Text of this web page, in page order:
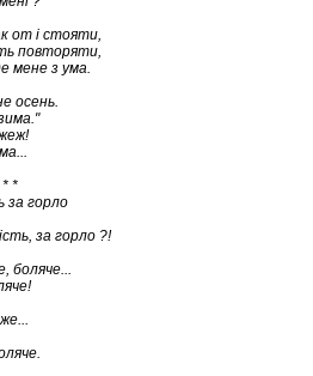
от і стояти,
повторяти,
мене з ума.
осень.
*
за горло
за горло ?!
боляче...